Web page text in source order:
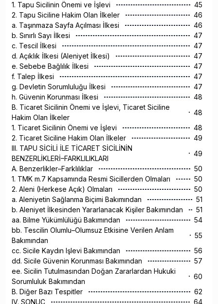
1. Tapu Sicilinin Önemi ve İşlevi
45
2. Tapu Siciline Hakim Olan İlkeler
46
a. Taşınmaza Sayfa Açılması İlkesi
46
b. Sınırlı Sayı İlkesi
47
c. Tescil İlkesi
47
d. Açıklık İlkesi (Aleniyet İlkesi)
47
e. Sebebe Bağlılık İlkesi
47
f. Talep İlkesi
47
g. Devletin Sorumluluğu İlkesi
47
h. Güvenin Korunması İlkesi
48
B. Ticaret Sicilinin Önemi ve İşlevi, Ticaret Siciline
Hakim Olan İlkeler
48
1. Ticaret Sicilinin Önemi ve İşlevi
48
2. Ticaret Siciline Hakim Olan İlkeler
49
III. TAPU SİCİLİ İLE TİCARET SİCİLİNİN
BENZERLİKLERİ–FARKLILIKLARI
49
A. Benzerlikler–Farklılıklar
50
1. TMK m.7 Kapsamında Resmi Sicillerden Olmaları
50
2. Aleni (Herkese Açık) Olmaları
50
a. Aleniyetin Sağlanma Biçimi Bakımından
51
b. Aleniyet İlkesinden Yararlanacak Kişiler Bakımından
51
aa. Bilme Yükümlülüğü Bakımından
54
bb. Tescilin Olumlu–Olumsuz Etkisine Verilen Anlam
Bakımından
55
cc. Sicile Kaydın Işlevi Bakımından
56
dd. Sicile Güvenin Korunması Bakımından
57
ee. Sicilin Tutulmasından Doğan Zararlardan Hukuki
Sorumluluk Bakımından
60
B. Diğer Bazı Tespitler
62
IV. SONUÇ
64